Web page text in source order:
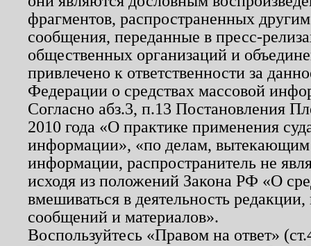
фрагментов, распространенных
сообщения, переданные в пресс-
общественных организаций и
привлечено к ответственности за
Федерации о средствах массовой
Согласно абз.3, п.13 Постановления
2010 года «О практике применения
информации», «по делам, вытекающим
информации, распространитель не
исходя из положений Закона РФ «О
вмешиваться в деятельность
сообщений и материалов».
Воспользуйтесь «Правом на ответ»